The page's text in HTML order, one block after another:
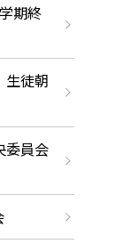
期終
生徒朝
委員会